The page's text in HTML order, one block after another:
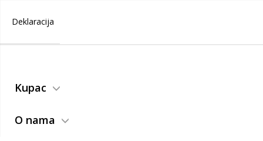
Deklaracija
Kupac
O nama